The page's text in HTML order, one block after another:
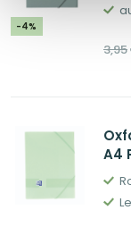
-4%
3,95
A4